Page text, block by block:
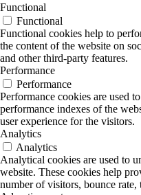
Functional
Functional
Functional cookies help to
the content of the website on
and other third-party features.
Performance
Performance
Performance cookies are used
performance indexes of the
user experience for the visitors.
Analytics
Analytics
Analytical cookies are used to
website. These cookies help
number of visitors, bounce rate,